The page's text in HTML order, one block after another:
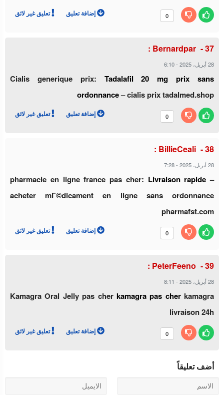
0 إضافة تعليق تعليق غير لائق
Bernardpar :
28 أبريل، 2025 -
6:10
Cialis generique prix: Tadalafil 20 mg prix sans
ordonnance– cialis prix tadalmed.shop
0 إضافة تعليق تعليق غير لائق
BillieCeali :
28 أبريل، 2025 -
7:28
pharmacie en ligne france pas cher: Livraison rapide –
acheter mГ©dicament en ligne sans ordonnance
pharmafst.com
0 إضافة تعليق تعليق غير لائق
PeterFeeno :
28 أبريل، 2025 -
8:11
Kamagra Oral Jelly pas cher kamagra pas cherkamagra
livraison 24h
0 إضافة تعليق تعليق غير لائق
أضف تعليقاً